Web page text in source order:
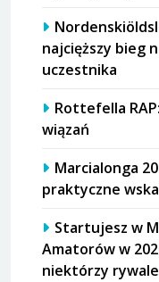
najcięższy bieg
uczestnika
Rottefella
wiązań
Marcialonga
praktyczne
Startujesz w
Amatorów w
niektórzy rywale